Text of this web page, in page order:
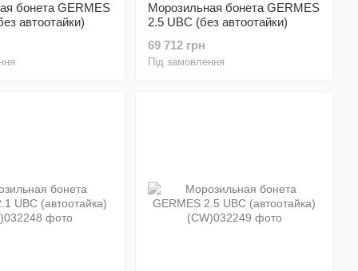
бонета GERMES
автоотайки)
Морозильная бонета GERMES
2.5 UBC (без автоотайки)
69 712 грн
Під замовлення